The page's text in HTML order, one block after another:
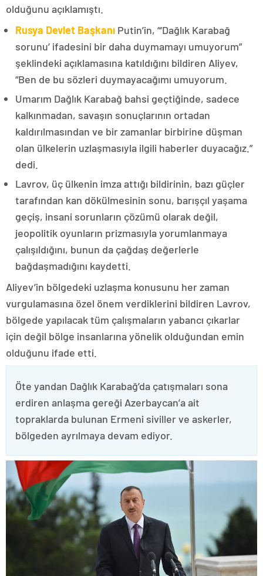
olduğunu açıklamıştı.
Rusya Devlet Başkanı Putin’in, “‘Dağlık Karabağ
sorunu’ ifadesini bir daha duymamayı umuyorum”
şeklindeki açıklamasına katıldığını bildiren Aliyev,
“Ben de bu sözleri duymayacağımı umuyorum.
Umarım Dağlık Karabağ bahsi geçtiğinde, sadece
kalkınmadan, savaşın sonuçlarının ortadan
kaldırılmasından ve bir zamanlar birbirine düşman
olan ülkelerin uzlaşmasıyla ilgili haberler duyacağız.”
dedi.
Lavrov, üç ülkenin imza attığı bildirinin, bazı güçler
tarafından kan dökülmesinin sonu, barışçıl yaşama
geçiş, insani sorunların çözümü olarak değil,
jeopolitik oyunların prizmasıyla yorumlanmaya
çalışıldığını, bunun da çağdaş değerlerle
bağdaşmadığını kaydetti.
Aliyev’in bölgedeki uzlaşma konusunu her zaman
vurgulamasına özel önem verdiklerini bildiren Lavrov,
bölgede yapılacak tüm çalışmaların yabancı çıkarlar
için değil bölge insanlarına yönelik olduğundan emin
olduğunu ifade etti.
Öte yandan Dağlık Karabağ’da çatışmaları sona
erdiren anlaşma gereği Azerbaycan’a ait
topraklarda bulunan Ermeni siviller ve askerler,
bölgeden ayrılmaya devam ediyor.